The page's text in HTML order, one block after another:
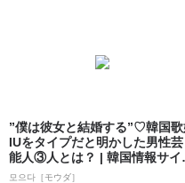
”僕は彼女と結婚する”♡韓国歌
IUをタイプだと明かした男性芸
能人③人とは？ | 韓国情報サイ
...
모으다［モウダ］